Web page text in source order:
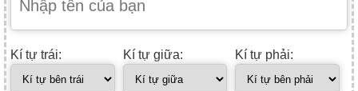
Kí tự trái: Kí tự giữa: Kí tự phải: